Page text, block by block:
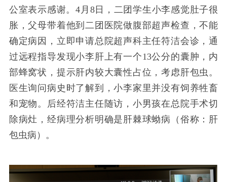
公室表示感谢。4月8日，二团学生小李感觉肚子很
胀，父母带着他到二团医院做腹部超声检查，不能
确定病因，立即申请总院超声科主任符洁会诊，通
过远程指导发现小李肝上有一个13公分的囊肿，内
部蜂窝状，提示肝内较大囊性占位，考虑肝包虫。
医生询问病史时了解到，小李家里并没有饲养牲畜
和宠物。后经符洁主任随访，小男孩在总院手术切
除病灶，经病理分析明确是肝棘球蚴病（俗称：肝
包虫病）。